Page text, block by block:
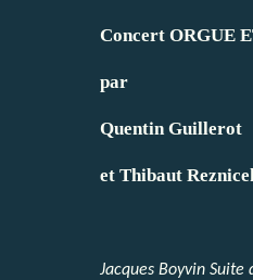
Concert ORGUE
par
Quentin Guillerot
et Thibaut
Jacques Boyvin